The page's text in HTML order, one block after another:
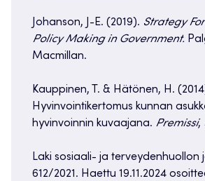
Johanson, J-E. (2019). Strategy
Policy Making in Government.
Macmillan.
Kauppinen, T. & Hätönen, H.
Hyvinvointikertomus kunnan
hyvinvoinnin kuvaajana. Premissi,
Laki sosiaali- ja terveydenhuollon
612/2021. Haettu 19.11.2024